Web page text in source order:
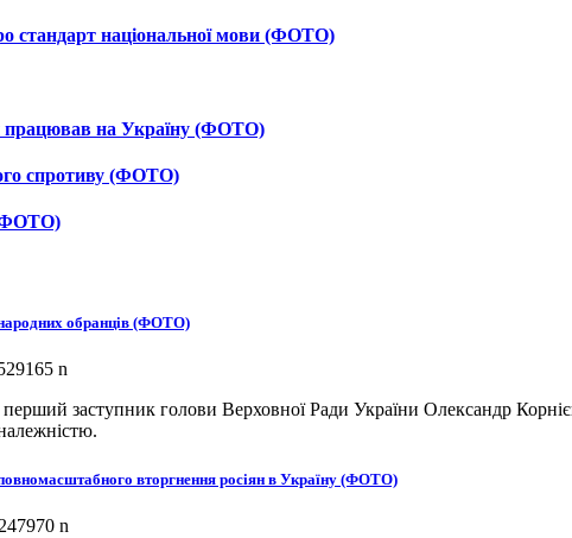
стандарт національної мови (ФОТО)
працював на Україну (ФОТО)
спротиву (ФОТО)
(ФОТО)
обранців (ФОТО)
заступник голови Верховної Ради України Олександр
вторгнення росіян в Україну (ФОТО)